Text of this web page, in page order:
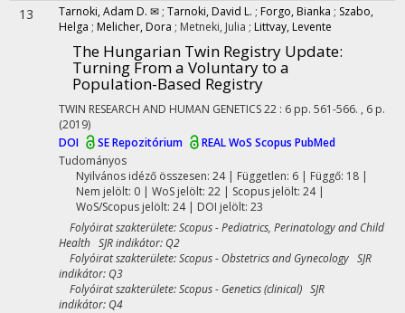
13 Tarnoki, Adam D. ✉ ; Tarnoki, David L. ; Forgo, Bianka ; Szabo,
Helga ; Melicher, Dora ; Metneki, Julia ; Littvay, Levente
The Hungarian Twin Registry Update:
Turning From a Voluntary to a
Population-Based Registry
TWIN RESEARCH AND HUMAN GENETICS22 : 6 pp. 561-566. , 6 p.
(2019)
DOI
SE Repozitórium REALWoS Scopus PubMed
Tudományos
Nyilvános idéző összesen: 24| Független: 6 | Függő: 18 |
Nem jelölt: 0 | WoS jelölt: 22 | Scopus jelölt: 24 |
WoS/Scopus jelölt: 24 | DOI jelölt: 23
Folyóirat szakterülete: Scopus - Pediatrics, Perinatology and Child
Health SJR indikátor: Q2
Folyóirat szakterülete: Scopus - Obstetrics and Gynecology SJR
indikátor: Q3
Folyóirat szakterülete: Scopus - Genetics (clinical) SJR
indikátor: Q4